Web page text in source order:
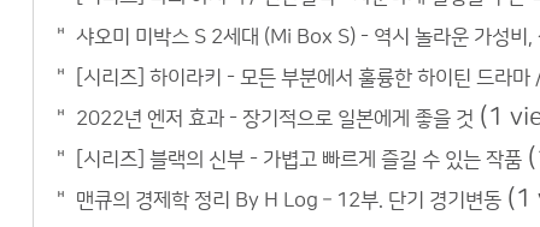
샤오미 미박스 S 2세대 (Mi Box S) - 역시 놀라운 가성비,
[시리즈] 하이라키 - 모든 부분에서 훌륭한 하이틴 드라마
2022년 엔저 효과 - 장기적으로 일본에게 좋을 것 (1
[시리즈] 블랙의 신부 - 가볍고 빠르게 즐길 수 있는 작품
맨큐의 경제학 정리 By H Log – 12부. 단기 경기변동 (1